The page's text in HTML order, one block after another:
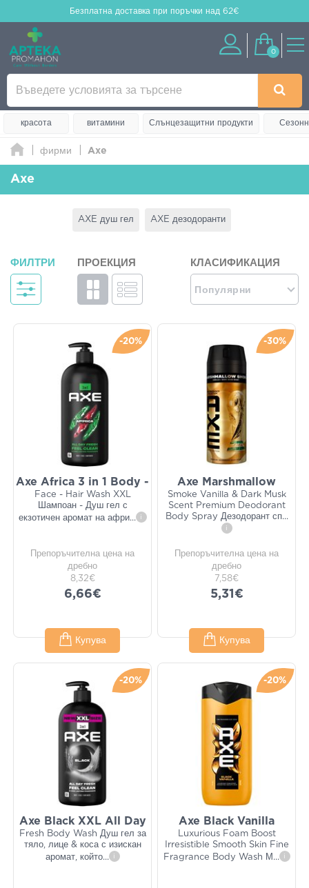
Безплатна доставка при поръчки над 62€
0
красота витамини Слънцезащитни продукти
фирми Axe
Axe
AXE душ гел AXE дезодоранти
ФИЛТРИ ПРОЕКЦИЯ КЛАСИФИКАЦИЯ
Популярни
-20%
Axe Africa 3 in 1 Body -
Face - Hair Wash XXL
Шампоан - Душ гел с
екзотичен аромат на афри... i
Препоръчителна цена на
дребно
8,32€
6,66€
Купува
-30%
Axe Marshmallow
Smoke Vanilla & Dark Musk
Scent Premium Deodorant
Body Spray Дезодорант сп...
i
Препоръчителна цена на
дребно
7,58€
5,31€
Купува
-20%
Axe Black XXL All Day
Fresh Body Wash Душ гел за
тяло, лице & коса с изискан
аромат, който... i
-20%
Axe Black Vanilla
Luxurious Foam Boost
Irresistible Smooth Skin Fine
Fragrance Body Wash М ... i